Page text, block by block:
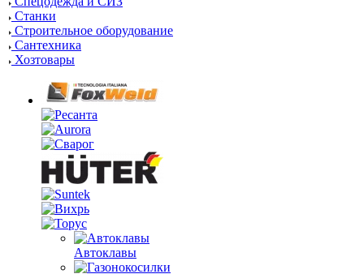
Станки
Строительное оборудование
Сантехника
Хозтовары
Автоклавы